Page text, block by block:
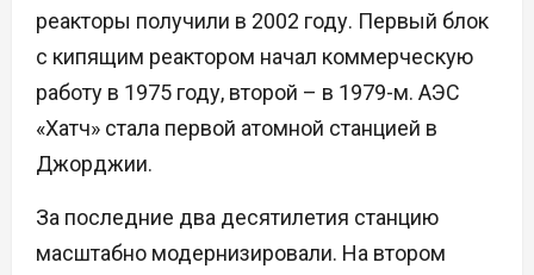
реакторы получили в 2002 году. Первый блок
с кипящим реактором начал коммерческую
работу в 1975 году, второй – в 1979-м. АЭС
«Хатч» стала первой атомной станцией в
Джорджии.
За последние два десятилетия станцию
масштабно модернизировали. На втором